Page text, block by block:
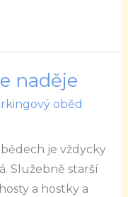
naděje
oběd
je vždycky
Služebně starší
a hostky a